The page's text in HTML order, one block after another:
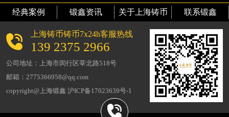
经典案例 锻鑫资讯 关于上海铸币 联系锻鑫
上海铸币铸币7x24h客服热线
139 2375 2966
公司地址：上海市闵行区莘北路518号
邮箱：2775366958@qq.com
copyright@上海锻鑫 沪ICP备17023639号-1